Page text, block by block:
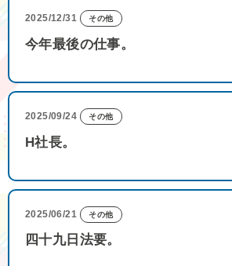
2025/12/31 その他
今年最後の仕事。
2025/09/24 その他
H社長。
2025/06/21 その他
四十九日法要。